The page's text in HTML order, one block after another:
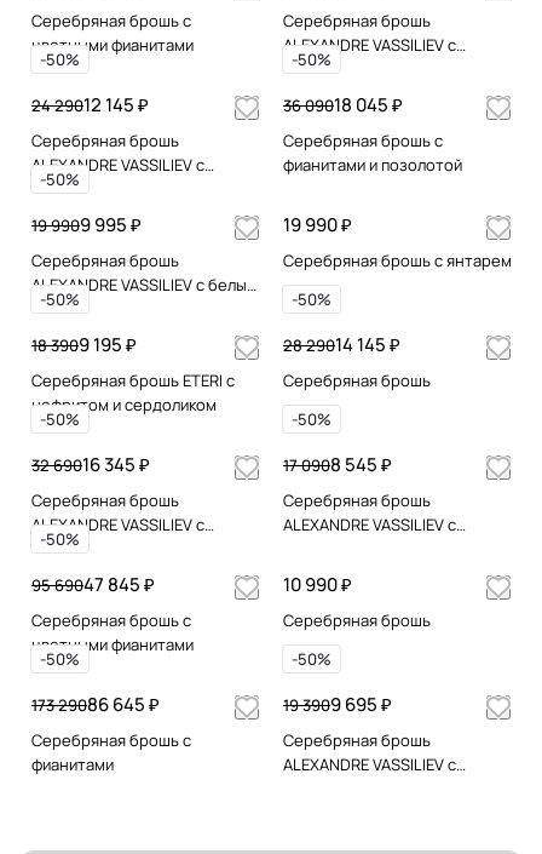
Серебряная брошь с
цветными фианитами
Серебряная брошь
ALEXANDRE VASSILIEV с
марказитами Swarovski,
жемчугом и микрожемчугом
-50%
12 145 ₽
24 290
Серебряная брошь
ALEXANDRE VASSILIEV с
гранатом, микрожемчугом и
марказитами Swarovski
-50%
18 045 ₽
36 090
Серебряная брошь с
фианитами и позолотой
-50%
9 995 ₽
19 990
Серебряная брошь
ALEXANDRE VASSILIEV с белым
топазом и марказитами
Swarovski
19 990 ₽
Серебряная брошь с янтарем
-50%
9 195 ₽
18 390
Серебряная брошь ETERI с
нефритом и сердоликом
-50%
14 145 ₽
28 290
Серебряная брошь
-50%
16 345 ₽
32 690
Серебряная брошь
ALEXANDRE VASSILIEV с
гранатом и марказитами
Swarovski
-50%
8 545 ₽
17 090
Серебряная брошь
ALEXANDRE VASSILIEV с
микрожемчугом
-50%
47 845 ₽
95 690
Серебряная брошь с
цветными фианитами
10 990 ₽
Серебряная брошь
-50%
86 645 ₽
173 290
Серебряная брошь с
фианитами
-50%
9 695 ₽
19 390
Серебряная брошь
ALEXANDRE VASSILIEV с